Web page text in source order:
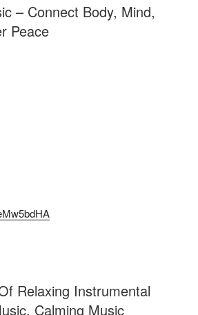
– Connect Body, Mind,
Peace
Relaxing Instrumental
Calming Music